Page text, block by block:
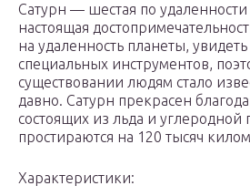
Сатурн — шестая по удаленности
настоящая
на удаленность планеты,
специальных инструментов,
существовании людям стало
давно. Сатурн прекрасен
состоящих из льда и углеродной
простираются на 120 тысяч
Характеристики: